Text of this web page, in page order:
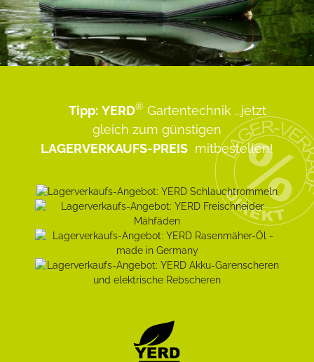
Tipp: YERD® Gartentechnik ...jetzt
gleich zum günstigen
LAGERVERKAUFS-PREIS mitbestellen!